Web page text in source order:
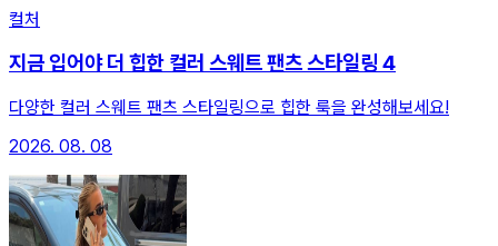
컬처
지금 입어야 더 힙한 컬러 스웨트 팬츠 스타일링 4
다양한 컬러 스웨트 팬츠 스타일링으로 힙한 룩을 완성해보세요!
2026. 08. 08